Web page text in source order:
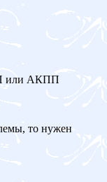
или АКПП
то нужен